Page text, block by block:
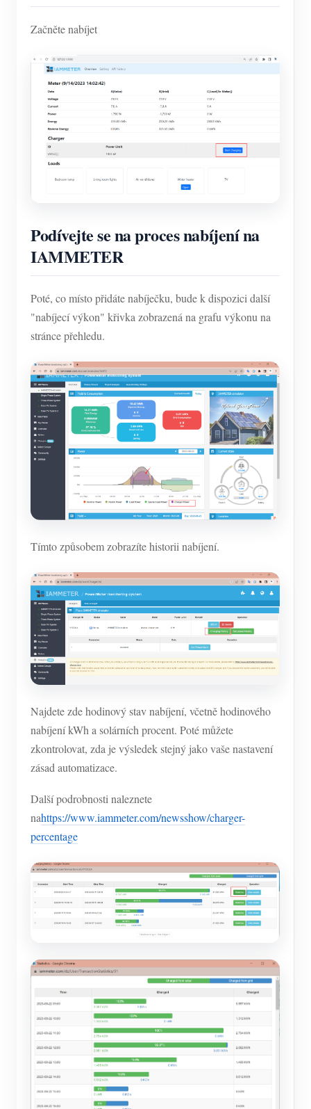
Začněte nabíjet
Podívejte se na proces nabíjení na
IAMMETER
Poté, co místo přidáte nabíječku, bude k dispozici další
"nabíjecí výkon" křivka zobrazená na grafu výkonu na
stránce přehledu.
Tímto způsobem zobrazíte historii nabíjení.
Najdete zde hodinový stav nabíjení, včetně hodinového
nabíjení kWh a solárních procent. Poté můžete
zkontrolovat, zda je výsledek stejný jako vaše nastavení
zásad automatizace.
Další podrobnosti naleznete
nahttps://www.iammeter.com/newsshow/charger-
percentage